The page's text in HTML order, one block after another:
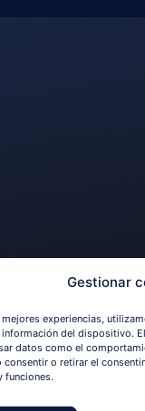
Gestionar
mejores experiencias,
información del dispositivo.
datos como el
consentir o retirar el
funciones.